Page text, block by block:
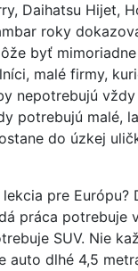
Daihatsu Hijet,
roky
byť
malé firmy,
nepotrebujú
potrebujú malé,
do úzkej
pre Európu?
práca potrebuje
SUV. Nie
auto dlhé 4,5